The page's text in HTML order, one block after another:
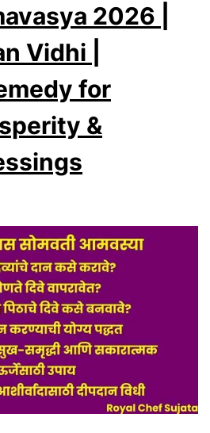
2026 |
Vidhi |
for
&